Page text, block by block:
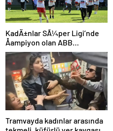
KadÄ±nlar SÃ¼per Ligi’nde
Åampiyon olan ABB
Fomget’ten FenerbahÃ§e’ye
gÃ¶nderme
Tramvayda kadınlar arasında